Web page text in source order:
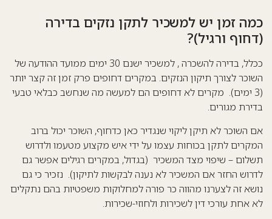
כמה זמן יש למשכיר לתקן נזקים בדירה
(דחוף ורגיל)?
ככלל, בדירה להשכרה , למשכיר ישנם 30 ימים ממועד ההודעה של
השוכר לצורך תיקון הנזקים. במקרים דחופים פרק זמן זה קצר יותר
(3 ימים). מקרים לא דחופים הם למעשה מה שנחשב כבלאי טבעי
בדירת מגורים.
אם השוכר לא תיקן ליקוי שנגדיר כאן כדחוף, השוכר יכול ברוב
המקרים לתקן בכוחות עצמו על ידי איש מקצוע מטעמו ולדרוש
תשלום – שיפוי מצד המשכיר (בגדול, במקרים רגילים אפשר גם
לדרוש החזר אם המשכיר לא נענה לבקשות לתיקון). נזכיר כי גם
נושא זה לצערנו מהווה כר פורה למחלוקות משפטיות בהם נתקלים
לא אחת עורכי דין לשכירות ולחוזי-שכירות.